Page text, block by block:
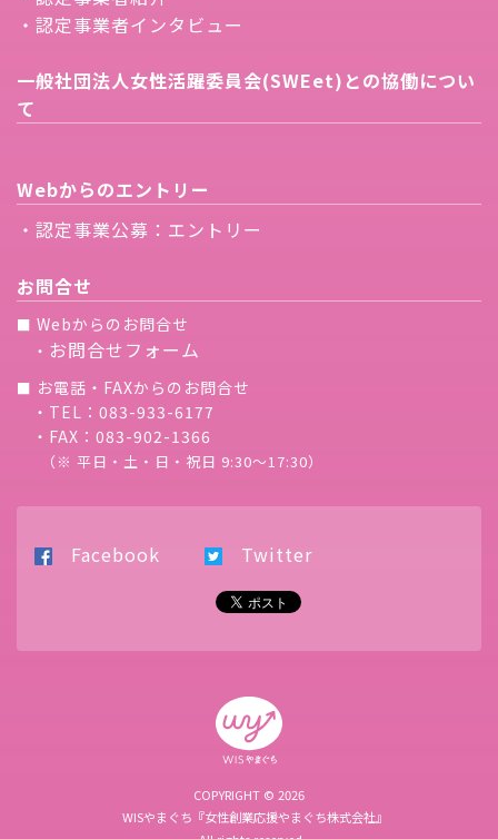
・認定事業者インタビュー
一般社団法人女性活躍委員会(SWEet)との協働につい
て
Webからのエントリー
・認定事業公募：エントリー
お問合せ
■ Webからのお問合せ
・ お問合せフォーム
■ お電話・FAXからのお問合せ
・TEL：083-933-6177
・FAX：083-902-1366
（※ 平日・土・日・祝日 9:30〜17:30）
Facebook Twitter
COPYRIGHT © 2026
WISやまぐち『女性創業応援やまぐち株式会社』